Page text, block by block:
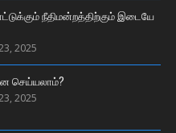
நீதிமன்றத்திற்கும் இடையே
2025
செய்யலாம்?
2025